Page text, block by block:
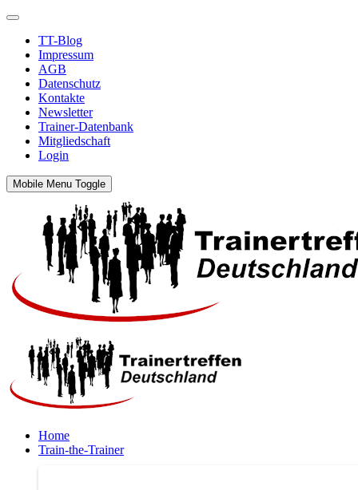
TT-Blog
Impressum
AGB
Datenschutz
Kontakte
Newsletter
Trainer-Datenbank
Mitgliedschaft
Login
Mobile Menu Toggle
Home
Train-the-Trainer